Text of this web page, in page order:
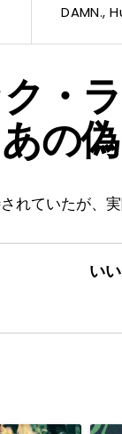
DAMN.,
・
の
れていたが、
い